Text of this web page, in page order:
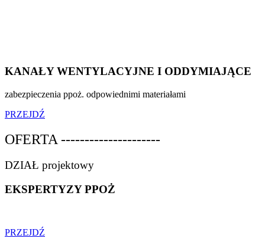
KANAŁY WENTYLACYJNE I ODDYMIAJĄCE
zabezpieczenia ppoż. odpowiednimi materiałami
PRZEJDŹ
OFERTA ---------------------
DZIAŁ projektowy
EKSPERTYZY PPOŻ
PRZEJDŹ